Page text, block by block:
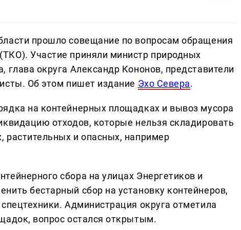
прошло совещание по вопросам обращения
Участие приняли министр природных
округа Александр Кононов, представители
Об этом пишет издание Эхо Севера.
на контейнерных площадках и вывоз мусора
отходов, которые нельзя складировать
и опасных, например
сбора на улицах Энергетиков и
бестарный сбор на установку контейнеров,
Администрация округа отметила
вопрос остался открытым.